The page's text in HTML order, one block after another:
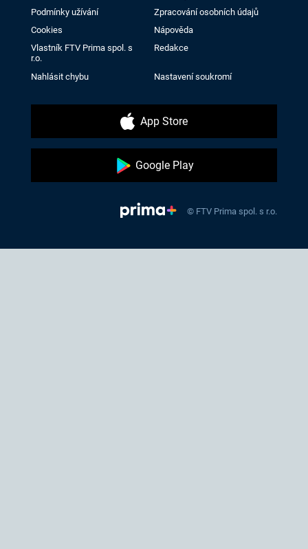
Podmínky užívání
Zpracování osobních údajů
Cookies
Nápověda
Vlastník FTV Prima spol. s
r.o.
Redakce
Nahlásit chybu Nastavení soukromí
App Store
Google Play
© FTV Prima spol. s r.o.